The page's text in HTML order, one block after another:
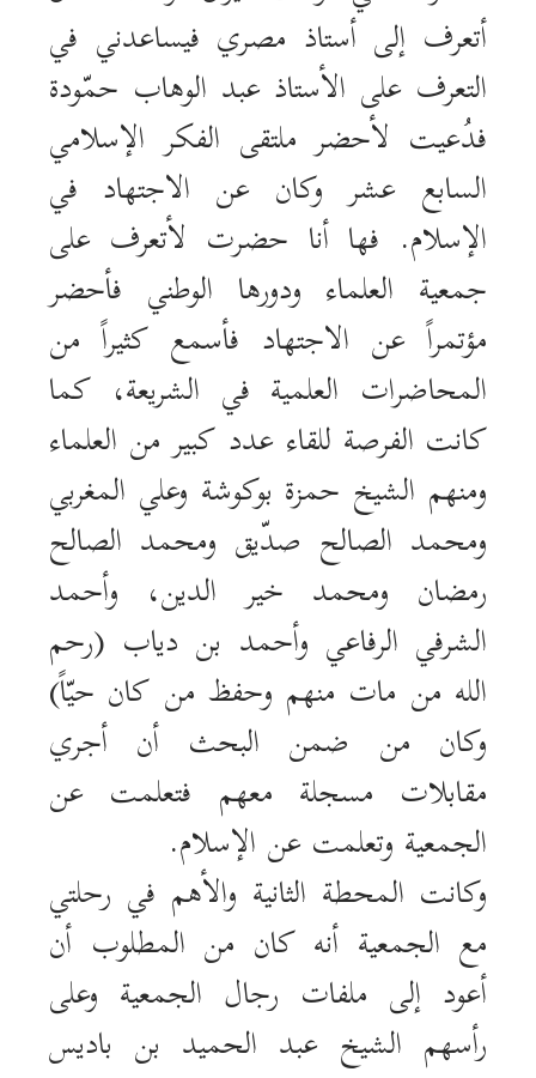
أتعرف إلى أستاذ مصري فيساعدني في
التعرف على الأستاذ عبد الوهاب حمّودة
فدُعيت لأحضر ملتقى الفكر الإسلامي
السابع عشر وكان عن الاجتهاد في
الإسلام. فها أنا حضرت لأتعرف على
جمعية العلماء ودورها الوطني فأحضر
مؤتمراً عن الاجتهاد فأسمع كثيراً من
المحاضرات العلمية في الشريعة، كما
كانت الفرصة للقاء عدد كبير من العلماء
ومنهم الشيخ حمزة بوكوشة وعلي المغربي
ومحمد الصالح صدّيق ومحمد الصالح
رمضان ومحمد خير الدين، وأحمد
الشرفي الرفاعي وأحمد بن دياب (رحم
الله من مات منهم وحفظ من كان حيّاً)
وكان من ضمن البحث أن أجري
مقابلات مسجلة معهم فتعلمت عن
الجمعية وتعلمت عن الإسلام.
وكانت المحطة الثانية والأهم في رحلتي
مع الجمعية أنه كان من المطلوب أن
أعود إلى ملفات رجال الجمعية وعلى
رأسهم الشيخ عبد الحميد بن باديس